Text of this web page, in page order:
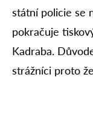
státní policie se
pokračuje
Kadraba.
strážníci proto